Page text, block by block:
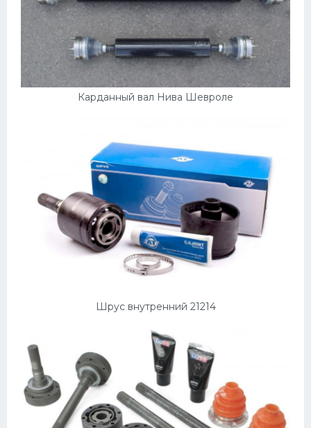
Карданный вал Нива Шевроле
Шрус внутренний 21214